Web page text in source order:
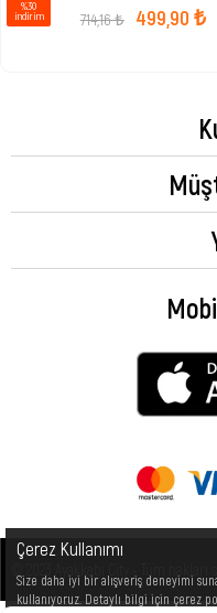
499,90 ₺
714,16 ₺
%30
i̇ndirim
Çerez Kullanımı
Size daha iyi bir alışveriş deneyimi
kullanıyoruz. Detaylı bilgi için çerez